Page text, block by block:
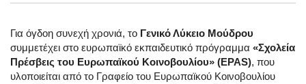
Για όγδοη συνεχή χρονιά, το Γενικό Λύκειο Μούδρου
συμμετέχει στο ευρωπαϊκό εκπαιδευτικό πρόγραμμα «Σχολεία
Πρέσβεις του Ευρωπαϊκού Κοινοβουλίου» (EPAS), που
υλοποιείται από το Γραφείο του Ευρωπαϊκού Κοινοβουλίου